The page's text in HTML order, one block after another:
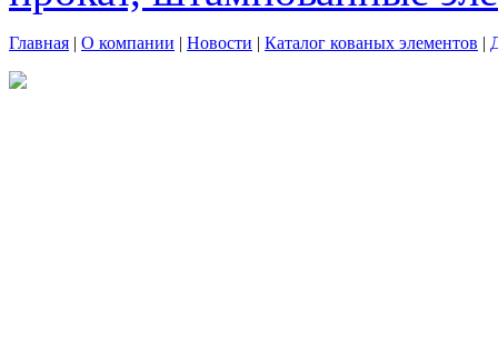
Главная | О компании | Новости | Каталог кованых элементов |